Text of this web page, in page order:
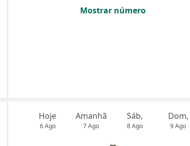
Mostrar número
Hoje
6 Ago
Amanhã
7 Ago
Sáb,
8 Ago
Dom,
9 Ago